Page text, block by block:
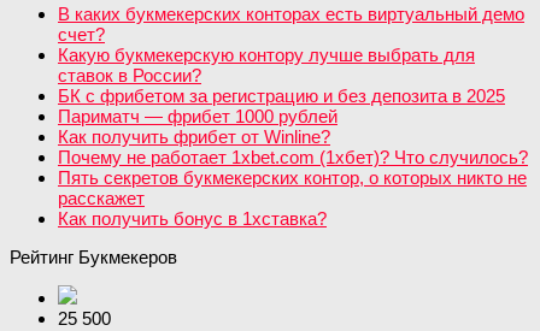
В каких букмекерских конторах есть виртуальный демо
счет?
Какую букмекерскую контору лучше выбрать для
ставок в России?
БК с фрибетом за регистрацию и без депозита в 2025
Париматч — фрибет 1000 рублей
Как получить фрибет от Winline?
Почему не работает 1xbet.com (1хбет)? Что случилось?
Пять секретов букмекерских контор, о которых никто не
расскажет
Как получить бонус в 1хставка?
Рейтинг Букмекеров
25 500